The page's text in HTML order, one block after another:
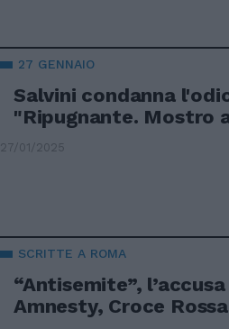
27 GENNAIO
Salvini condanna
"Ripugnante. Mostro
27/01/2025
SCRITTE A ROMA
“Antisemite”,
Amnesty, Croce